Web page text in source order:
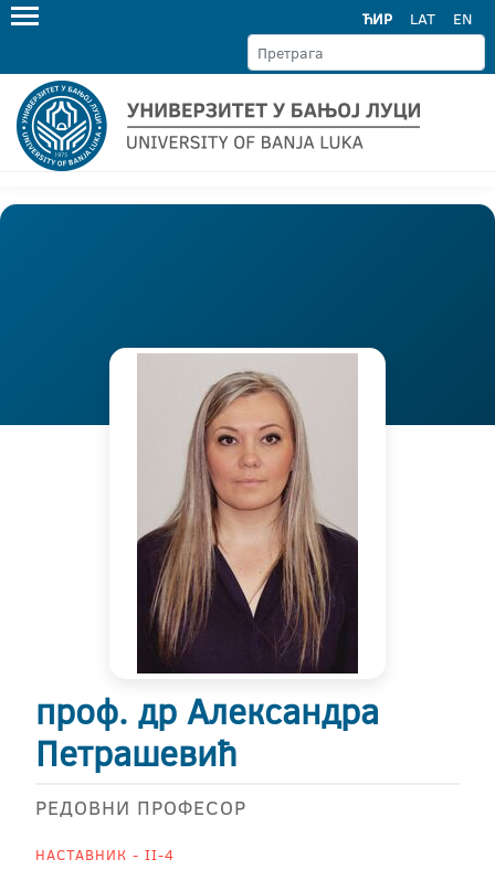
ЋИР LAT EN
проф. др Александра
Петрашевић
РЕДОВНИ ПРОФЕСОР
НАСТАВНИК - II-4